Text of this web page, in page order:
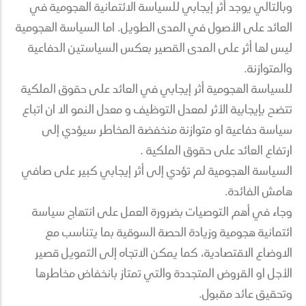
وبالتالي يوجد أثر إيجابي للسياسة الائتمانية الهجومية في
العائد على الأصول في المدى الطويل. اما السياسة الهجومية
ليس لها أثر على المدى القصير بعكس السياستين الدفاعية
والمتوازنة.
للسياسة الهجومية أثر إيجابي في العائد على حقوق الملكية
تتضح بإيجابية الأثر لمعدل التوظيف و معدل النمو الا ان اتباع
سياسة دفاعية او متوازنة منخفضة المخاطر سيؤدي إلى
ارتفاع العائد على حقوق الملكية .
السياسة الهجومية لم تؤدي إلى أثر إيجابي كبير على صافي
هامش الفائدة.
وجاء في أهم التوصيات بضرورة العمل على انتهاج سياسة
ائتمانية هجومية وزيادة الحصة السوقية بما يتناسب مع
الاوضاع الاقتصادية، كما يمكن الاتجاه إلى التمويل قصير
الأجل او القروض المتجددة والتي تمتاز بانخفاض مخاطرها
وتحقيق عائد مقبول.